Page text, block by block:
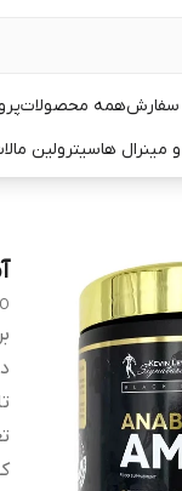
سفارشهمه محصولات
مینرال هاسیترولین